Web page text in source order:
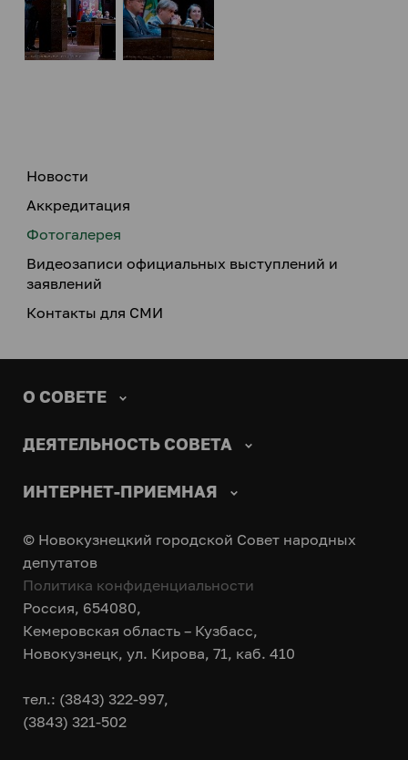
Новости
Аккредитация
Фотогалерея
Видеозаписи официальных выступлений и
заявлений
Контакты для СМИ
О СОВЕТЕ
ДЕЯТЕЛЬНОСТЬ СОВЕТА
ИНТЕРНЕТ-ПРИЕМНАЯ
© Новокузнецкий городской Совет народных
депутатов
Политика конфиденциальности
Россия, 654080,
Кемеровская область – Кузбасс,
Новокузнецк, ул. Кирова, 71, каб. 410
тел.: (3843) 322-997,
(3843) 321-502